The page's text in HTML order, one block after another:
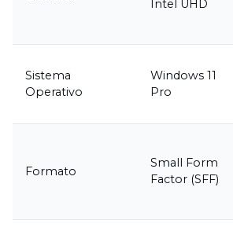
Intel UHD
Sistema
Operativo
Windows 11
Pro
Formato
Small Form
Factor (SFF)